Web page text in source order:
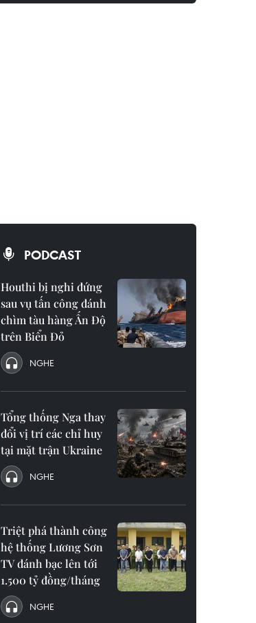
PODCAST
Houthi bị nghi đứng
sau vụ tấn công đánh
chìm tàu hàng Ấn Độ
trên Biển Đỏ
NGHE
Tổng thống Nga thay
đổi vị trí các chỉ huy
tại mặt trận Ukraine
NGHE
Triệt phá thành công
hệ thống Lương Sơn
TV đánh bạc lên tới
1.500 tỷ đồng/tháng
NGHE